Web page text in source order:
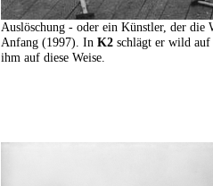
Auslöschung - oder ein Künstler, der die
Anfang (1997). In K2 schlägt er wild
ihm auf diese Weise.